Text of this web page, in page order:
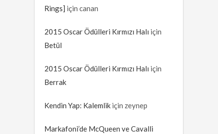
Rings] içincanan
2015 Oscar Ödülleri Kırmızı Halı için
Betül
2015 Oscar Ödülleri Kırmızı Halı için
Berrak
Kendin Yap: Kalemlik için zeynep
Markafoni’de McQueen ve Cavalli